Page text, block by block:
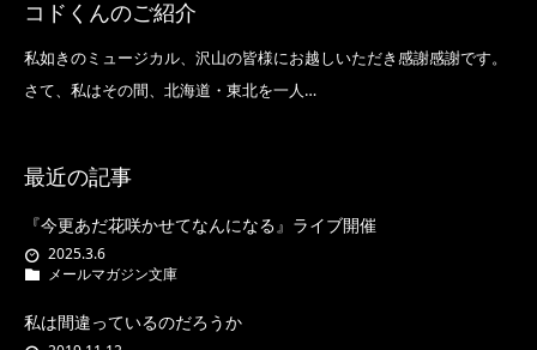
コドくんのご紹介
私如きのミュージカル、沢山の皆様にお越しいただき感謝感謝です。
さて、私はその間、北海道・東北を一人…
最近の記事
『今更あだ花咲かせてなんになる』ライブ開催
2025.3.6
メールマガジン文庫
私は間違っているのだろうか